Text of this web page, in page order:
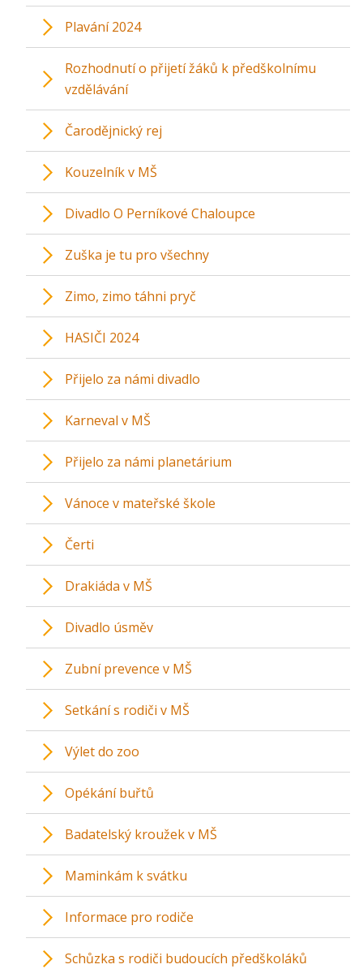
Plavání 2024
Rozhodnutí o přijetí žáků k předškolnímu
vzdělávání
Čarodějnický rej
Kouzelník v MŠ
Divadlo O Perníkové Chaloupce
Zuška je tu pro všechny
Zimo, zimo táhni pryč
HASIČI 2024
Přijelo za námi divadlo
Karneval v MŠ
Přijelo za námi planetárium
Vánoce v mateřské škole
Čerti
Drakiáda v MŠ
Divadlo úsměv
Zubní prevence v MŠ
Setkání s rodiči v MŠ
Výlet do zoo
Opékání buřtů
Badatelský kroužek v MŠ
Maminkám k svátku
Informace pro rodiče
Schůzka s rodiči budoucích předškoláků